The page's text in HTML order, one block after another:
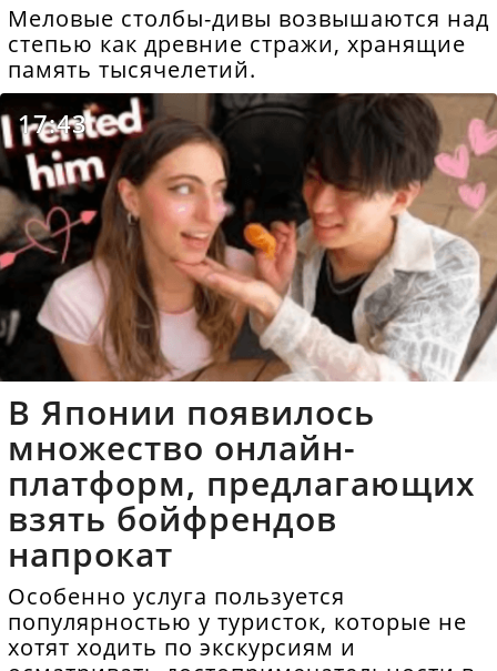
Меловые столбы-дивы возвышаются над
степью как древние стражи, хранящие
память тысячелетий.
17:43
В Японии появилось
множество онлайн-
платформ, предлагающих
взять бойфрендов
напрокат
Особенно услуга пользуется
популярностью у туристок, которые не
хотят ходить по экскурсиям и